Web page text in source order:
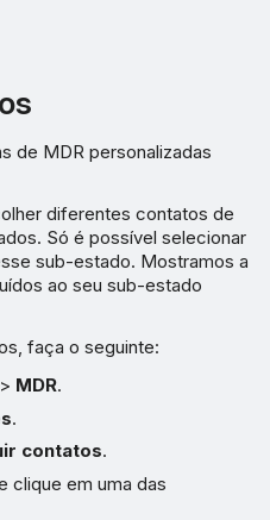
de MDR personalizadas
diferentes contatos de
Só é possível selecionar
sub-estado. Mostramos a
ao seu sub-estado
faça o seguinte:
> MDR.
.
contatos.
clique em uma das